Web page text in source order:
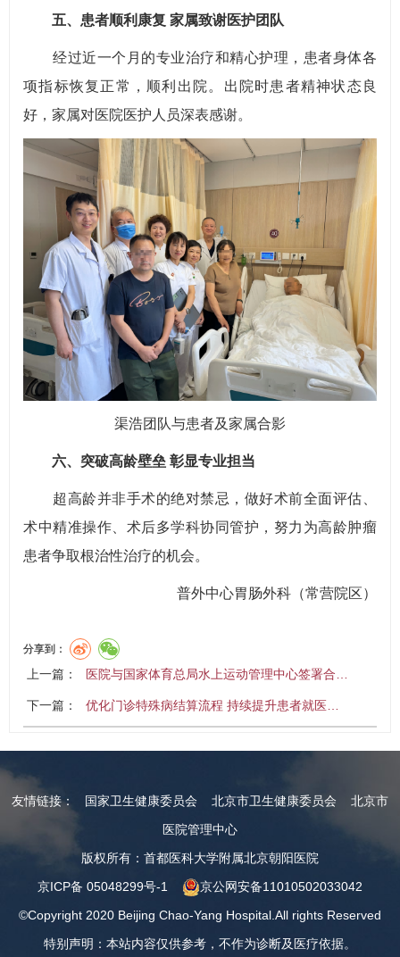
五、患者顺利康复 家属致谢医护团队
经过近一个月的专业治疗和精心护理，患者身体各
项指标恢复正常，顺利出院。出院时患者精神状态良
好，家属对医院医护人员深表感谢。
渠浩团队与患者及家属合影
六、突破高龄壁垒 彰显专业担当
超高龄并非手术的绝对禁忌，做好术前全面评估、
术中精准操作、术后多学科协同管护，努力为高龄肿瘤
患者争取根治性治疗的机会。
普外中心胃肠外科（常营院区）
分享到：
上一篇： 医院与国家体育总局水上运动管理中心签署合…
下一篇： 优化门诊特殊病结算流程 持续提升患者就医…
友情链接： 国家卫生健康委员会 北京市卫生健康委员会
北京市
医院管理中心
版权所有：首都医科大学附属北京朝阳医院
京ICP备 05048299号-1
京公网安备11010502033042
©Copyright 2020 Beijing Chao-Yang Hospital.All rights Reserved
特别声明：本站内容仅供参考，不作为诊断及医疗依据。